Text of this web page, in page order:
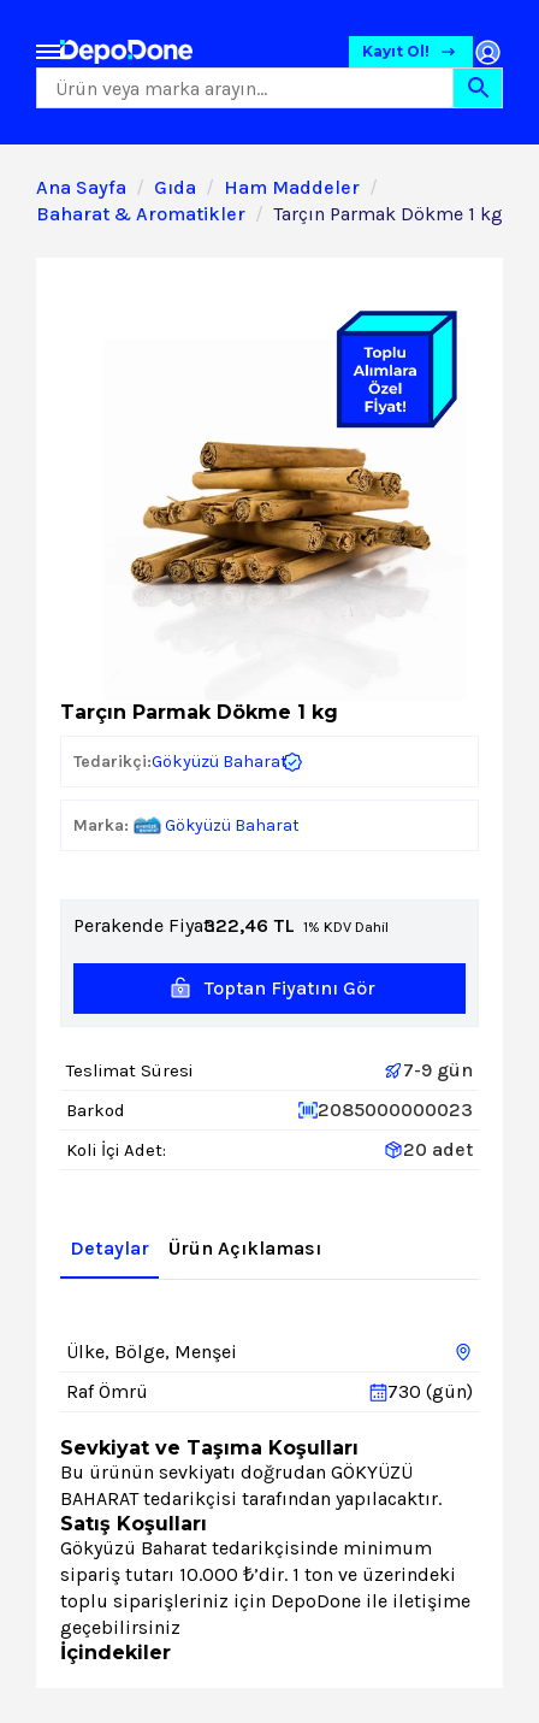
Kayıt Ol!
Ana Sayfa Gıda
Ham Maddeler
Baharat & Aromatikler
Tarçın Parmak Dökme 1 kg
Tarçın Parmak Dökme 1 kg
Tedarikçi:Gökyüzü Baharat
Marka: Gökyüzü Baharat
Perakende Fiyat:322,46 TL 1% KDV Dahil
Toptan Fiyatını Gör
Teslimat Süresi 7-9 gün
Barkod 2085000000023
Koli İçi Adet: 20 adet
Detaylar Ürün Açıklaması
Ülke, Bölge, Menşei
Raf Ömrü
730 (gün)
Sevkiyat ve Taşıma Koşulları
Bu ürünün sevkiyatı doğrudan GÖKYÜZÜ
BAHARAT tedarikçisi tarafından yapılacaktır.
Satış Koşulları
Gökyüzü Baharat tedarikçisinde minimum
sipariş tutarı 10.000 ₺’dir. 1 ton ve üzerindeki
toplu siparişleriniz için DepoDone ile iletişime
geçebilirsiniz
İçindekiler